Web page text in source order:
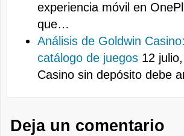
experiencia móvil en
que…
Análisis de Goldwin
catálogo de juegos 12
Casino sin depósito debe
Deja un comentario